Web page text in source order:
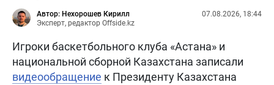
Автор: Нехорошев Кирилл
Эксперт, редактор Offside.kz
07.08.2026, 18:44
Игроки баскетбольного клуба «Астана» и
национальной сборной Казахстана записали
видеообращение к Президенту Казахстана